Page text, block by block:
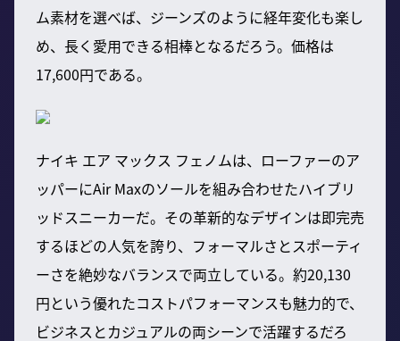
ム素材を選べば、ジーンズのように経年変化も楽し
め、長く愛用できる相棒となるだろう。価格は
17,600円である。
ナイキ エア マックス フェノムは、ローファーのア
ッパーにAir Maxのソールを組み合わせたハイブリ
ッドスニーカーだ。その革新的なデザインは即完売
するほどの人気を誇り、フォーマルさとスポーティ
ーさを絶妙なバランスで両立している。約20,130
円という優れたコストパフォーマンスも魅力的で、
ビジネスとカジュアルの両シーンで活躍するだろ